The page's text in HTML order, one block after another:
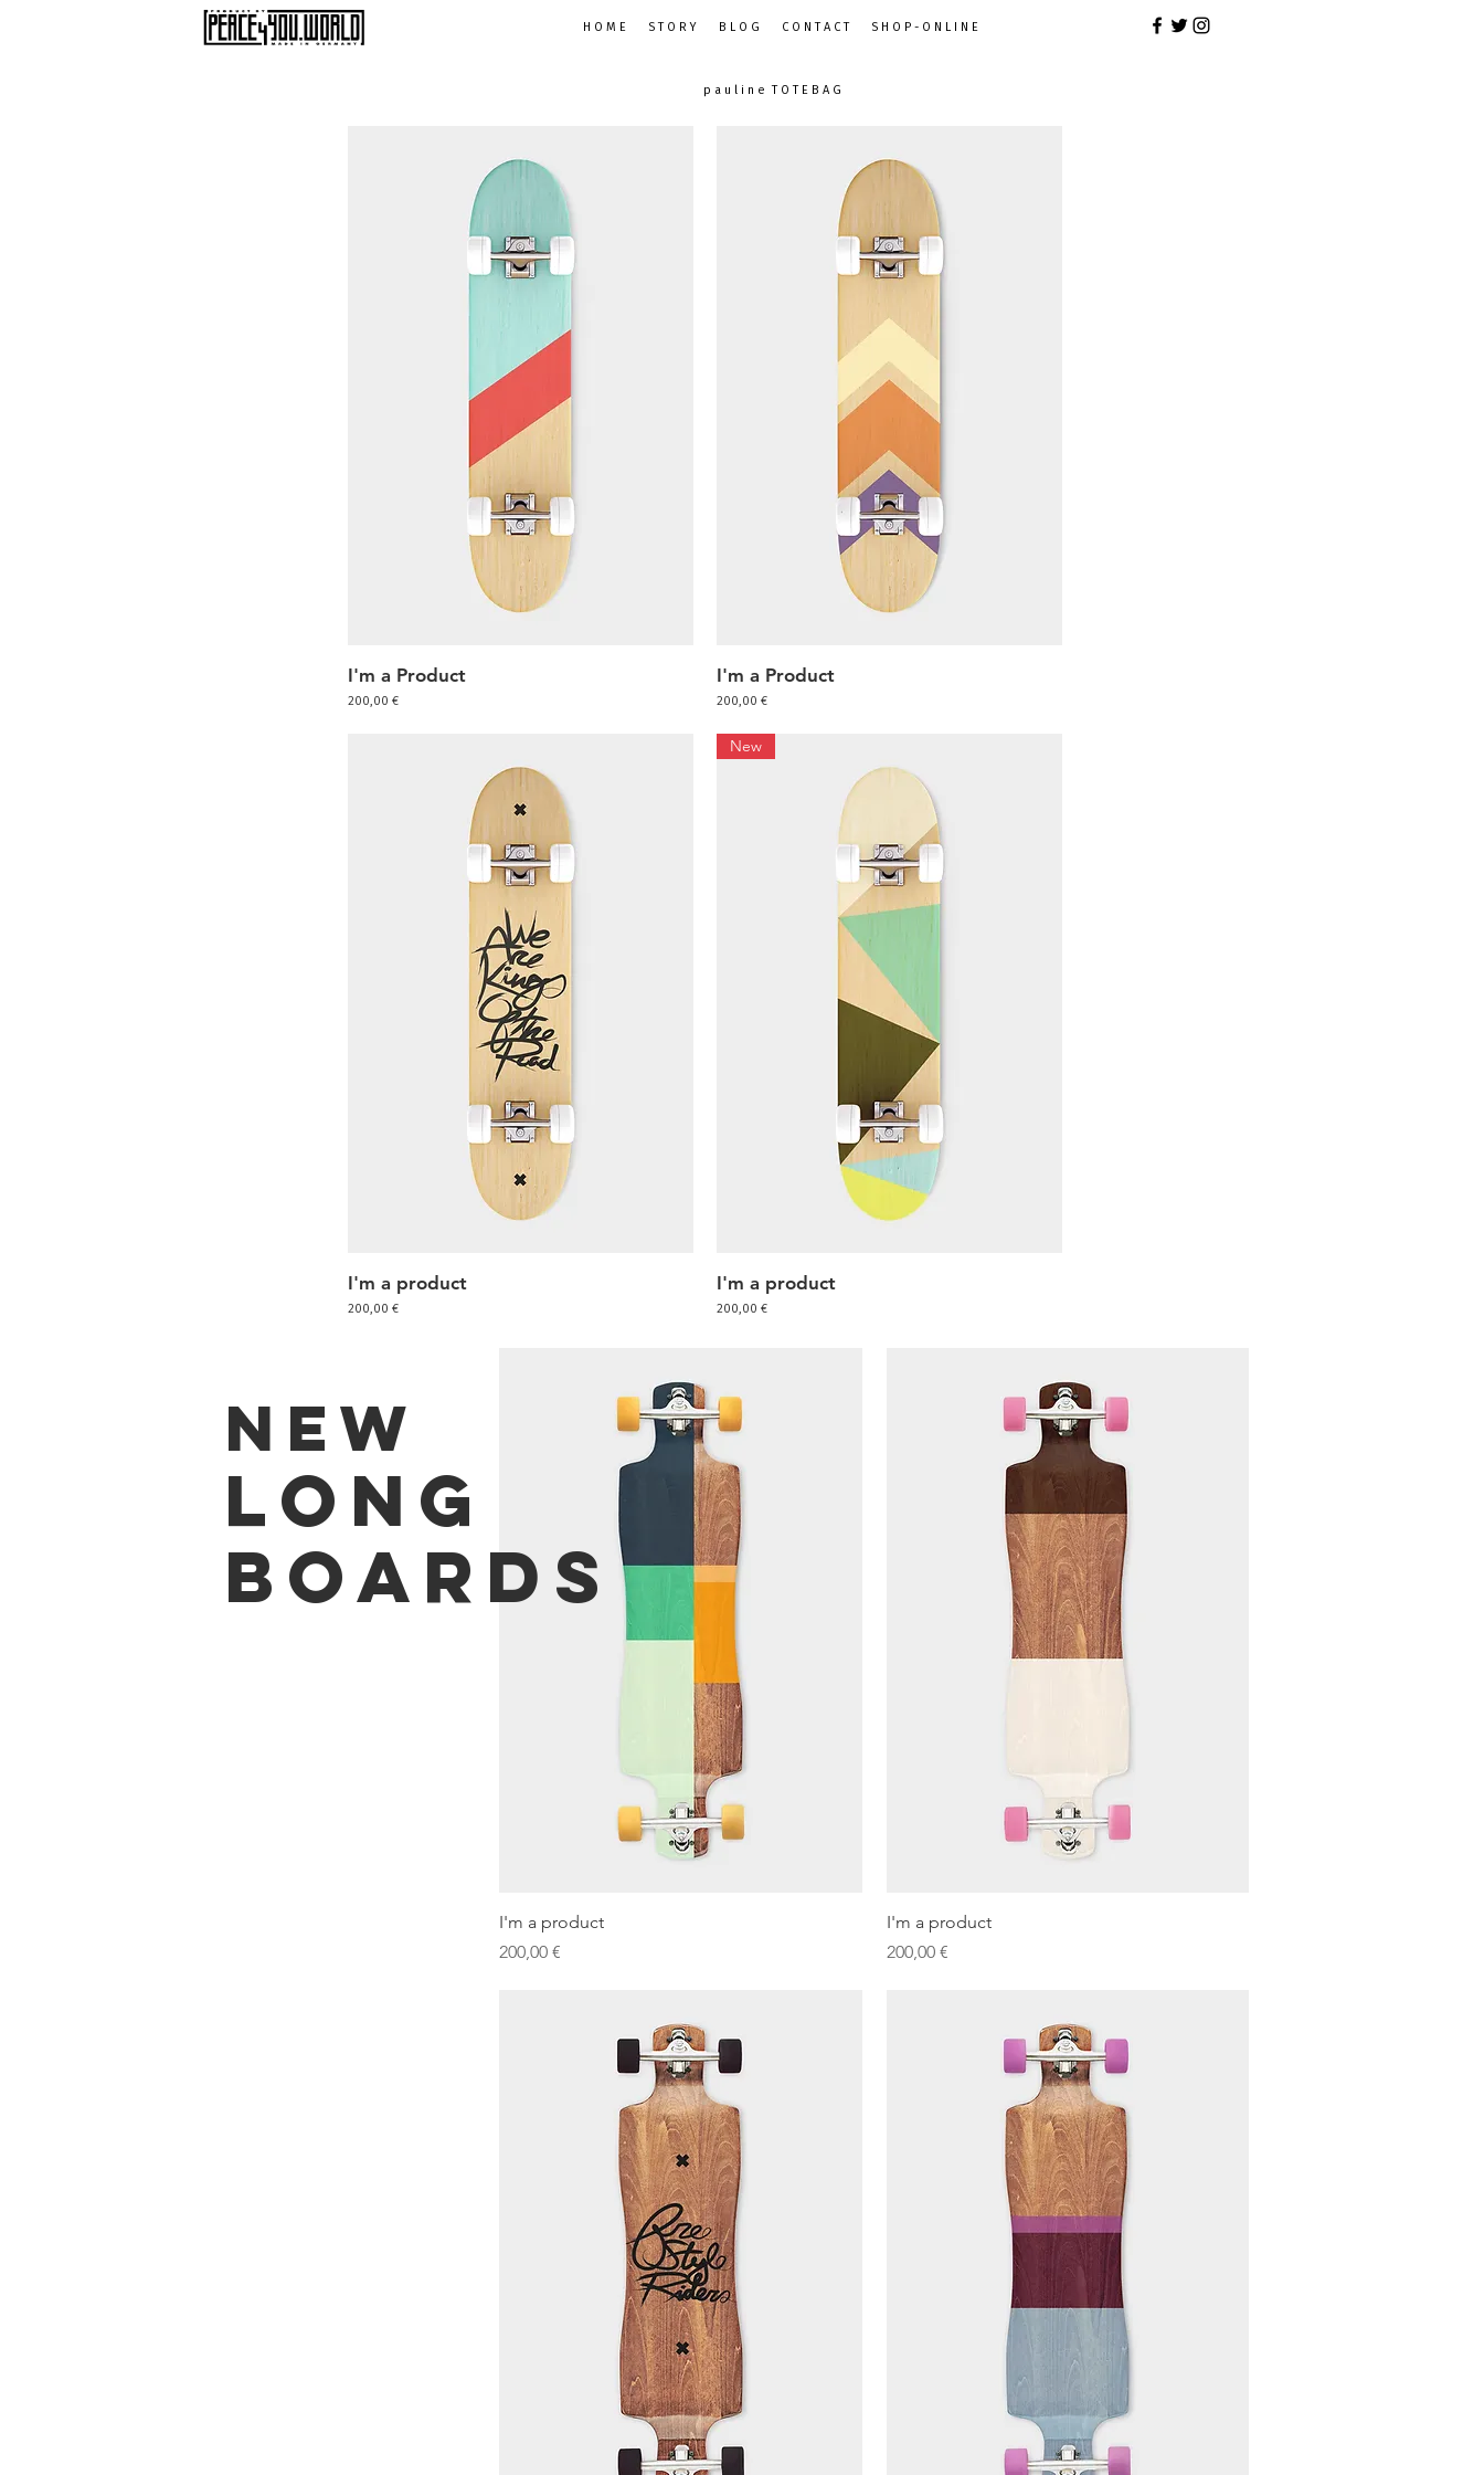
H O M E S T O R Y B L O G C O N T A C T S H O P - O N L I N E
p a u l i n e T O T E B A G
I'm a Product
Preis
200,00 €
I'm a Product
Preis
200,00 €
I'm a product
Preis
200,00 €
New
I'm a product
Preis
200,00 €
I'm a product
Preis
200,00 €
I'm a product
Preis
200,00 €
NEW
LONG
BOARDS